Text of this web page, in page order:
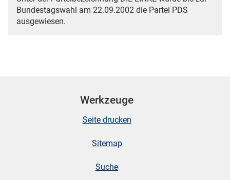
Bundestagswahl am 22.09.2002 die Partei PDS
ausgewiesen.
Werkzeuge
Seite drucken
Sitemap
Suche